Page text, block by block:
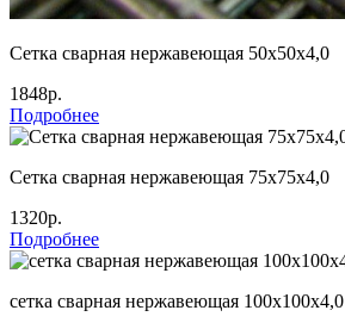
Сетка сварная нержавеющая 50х50х4,0
1848р.
Подробнее
Сетка сварная нержавеющая 75х75х4,0
1320р.
Подробнее
сетка сварная нержавеющая 100х100х4,0